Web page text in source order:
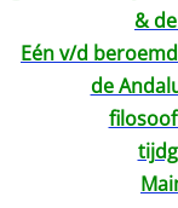
& de
Eén v/d
de